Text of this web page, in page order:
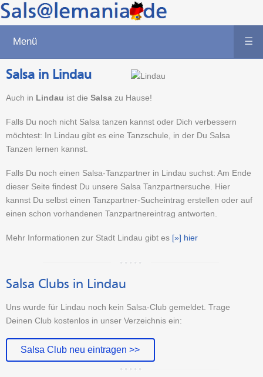
Menü ☰
Salsa in Lindau
Auch in Lindau ist die Salsa zu Hause!
Falls Du noch nicht Salsa tanzen kannst oder Dich verbessern
möchtest: In Lindau gibt es eine Tanzschule, in der Du Salsa
Tanzen lernen kannst.
Falls Du noch einen Salsa-Tanzpartner in Lindau suchst: Am Ende
dieser Seite findest Du unsere Salsa Tanzpartnersuche. Hier
kannst Du selbst einen Tanzpartner-Sucheintrag erstellen oder auf
einen schon vorhandenen Tanzpartnereintrag antworten.
Mehr Informationen zur Stadt Lindau gibt es [»] hier
Salsa Clubs in Lindau
Uns wurde für Lindau noch kein Salsa-Club gemeldet. Trage
Deinen Club kostenlos in unser Verzeichnis ein:
Salsa Club neu eintragen >>